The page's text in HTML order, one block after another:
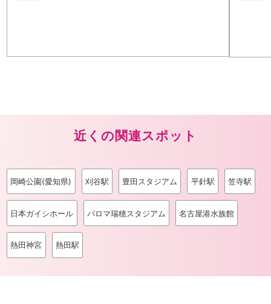
近くの関連スポット
岡崎公園(愛知県) 刈谷駅 豊田スタジアム 平針駅 笠寺駅
日本ガイシホール パロマ瑞穂スタジアム 名古屋港水族館
熱田神宮 熱田駅